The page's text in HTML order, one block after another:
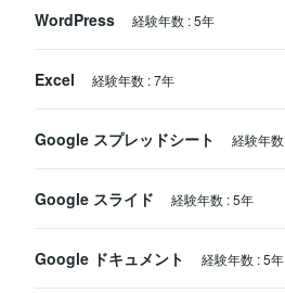
WordPress 経験年数 :5年
Excel 経験年数 :7年
Google スプレッドシート 経験年数
Google スライド 経験年数 :5年
Google ドキュメント 経験年数 :5年